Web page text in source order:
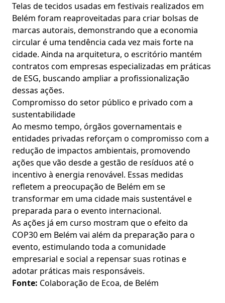
Telas de tecidos usadas em festivais realizados em
Belém foram reaproveitadas para criar bolsas de
marcas autorais, demonstrando que a economia
circular é uma tendência cada vez mais forte na
cidade. Ainda na arquitetura, o escritório mantém
contratos com empresas especializadas em práticas
de ESG, buscando ampliar a profissionalização
dessas ações.
Compromisso do setor público e privado com a
sustentabilidade
Ao mesmo tempo, órgãos governamentais e
entidades privadas reforçam o compromisso com a
redução de impactos ambientais, promovendo
ações que vão desde a gestão de resíduos até o
incentivo à energia renovável. Essas medidas
refletem a preocupação de Belém em se
transformar em uma cidade mais sustentável e
preparada para o evento internacional.
As ações já em curso mostram que o efeito da
COP30 em Belém vai além da preparação para o
evento, estimulando toda a comunidade
empresarial e social a repensar suas rotinas e
adotar práticas mais responsáveis.
Fonte: Colaboração de Ecoa, de Belém